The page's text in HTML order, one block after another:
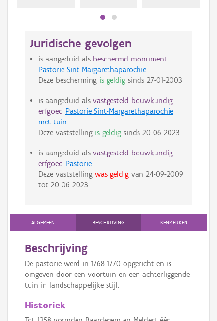
Juridische gevolgen
is aangeduid als beschermd monument
Pastorie Sint-Margarethaparochie
Deze bescherming is geldigsinds 27-01-2003
is aangeduid als vastgesteld bouwkundig
erfgoed Pastorie Sint-Margarethaparochie
met tuin
Deze vaststelling is geldigsinds 20-06-2023
is aangeduid als vastgesteld bouwkundig
erfgoed Pastorie
Deze vaststelling was geldigvan 24-09-2009
tot 20-06-2023
ALGEMEEN BESCHRIJVING KENMERKEN
Beschrijving
De pastorie werd in 1768-1770 opgericht en is
omgeven door een voortuin en een achterliggende
tuin in landschappelijke stijl.
Historiek